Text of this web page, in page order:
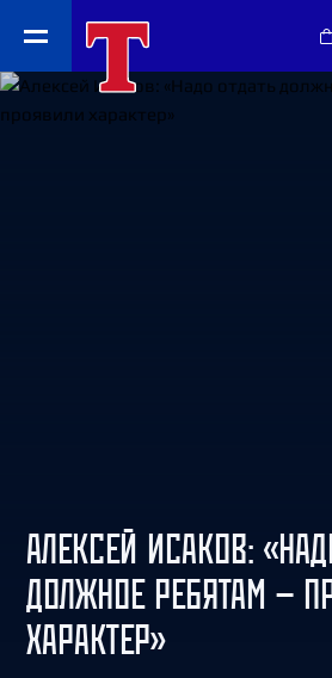
АЛЕКСЕЙ ИСАКОВ:
ДОЛЖНОЕ РЕБЯТАМ —
ХАРАКТЕР»